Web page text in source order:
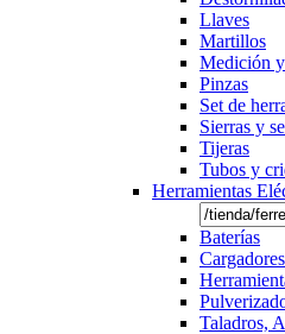
Llaves
Martillos
Medición
Pinzas
Set de
Sierras y
Tijeras
Tubos y
Herramientas
Baterías
Taladros,